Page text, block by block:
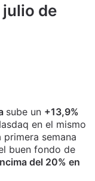
julio de
sube un +13,9%
en el mismo
primera semana
buen fondo de
del 20% en